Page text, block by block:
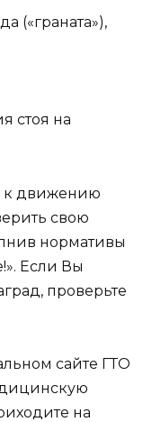
(«граната»),
стоя на
к движению
свою
нормативы
Если Вы
проверьте
сайте ГТО
на